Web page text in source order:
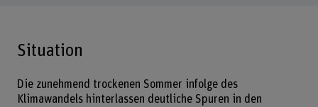
Situation
Die zunehmend trockenen Sommer infolge des
Klimawandels hinterlassen deutliche Spuren in den